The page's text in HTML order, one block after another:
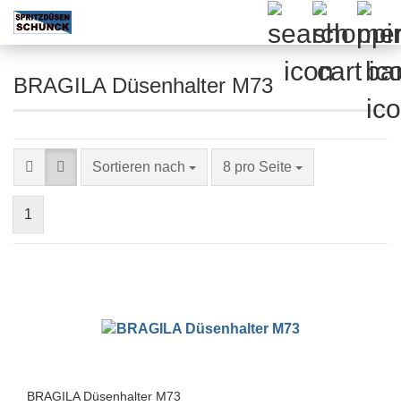
BRAGILA Düsenhalter M73
Sortieren nach
Sortieren nach 8 pro Seite
pro Seite
1
BRAGILA Düsenhalter M73